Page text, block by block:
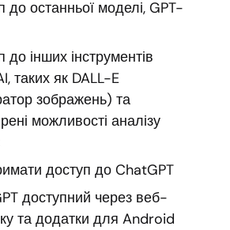
до останньої моделі, GPT-
до інших інструментів
таких як DALL-E
зображень) та
можливості аналізу
доступ до ChatGPT
доступний через веб-
та додатки для Android